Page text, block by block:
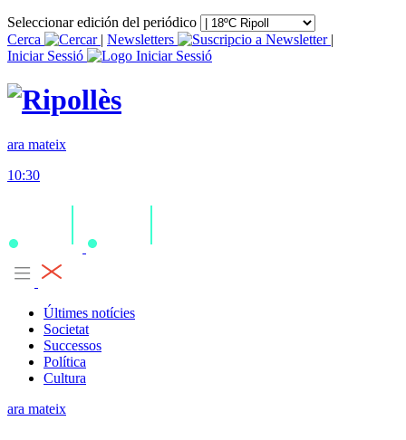
Seleccionar edición del periódico
Cerca
| Newsletters
|
Iniciar Sessió
ara mateix
10:30
Últimes notícies
Societat
Successos
Política
Cultura
ara mateix